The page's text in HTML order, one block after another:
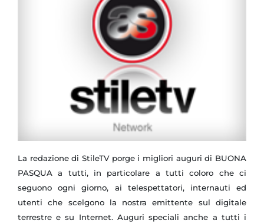
La redazione di StileTV porge i migliori auguri di BUONA
PASQUA a tutti, in particolare a tutti coloro che ci
seguono ogni giorno, ai telespettatori, internauti ed
utenti che scelgono la nostra emittente sul digitale
terrestre e su Internet. Auguri speciali anche a tutti i